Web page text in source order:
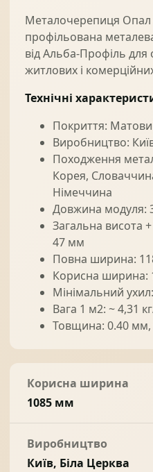
Металочерепиця Опал
профільована
від Альба-Профіль для
житлових і
Технічні
Покриття:
Виробництво:
Походження
Корея,
Німеччина
Довжина модуля:
Загальна висота
47 мм
Повна ширина:
Корисна ширина:
Мінімальний
Вага 1 м2: ~ 4,31
Товщина: 0.40
Корисна ширина
1085 мм
Виробництво
Київ, Біла Церква